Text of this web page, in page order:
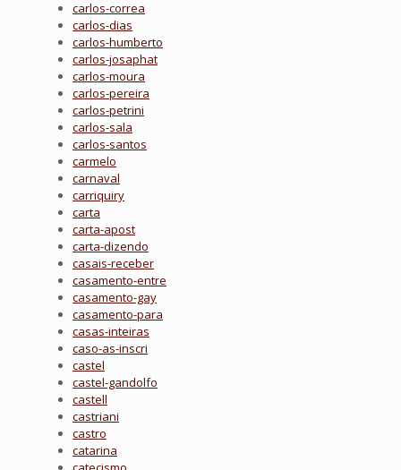
carlos-correa
carlos-dias
carlos-humberto
carlos-josaphat
carlos-moura
carlos-pereira
carlos-petrini
carlos-sala
carlos-santos
carmelo
carnaval
carriquiry
carta
carta-apost
carta-dizendo
casais-receber
casamento-entre
casamento-gay
casamento-para
casas-inteiras
caso-as-inscri
castel
castel-gandolfo
castell
castriani
castro
catarina